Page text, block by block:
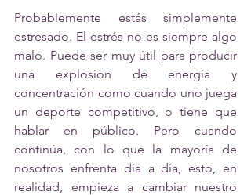
Probablemente estás simplemente
estresado. El estrés no es siempre algo
malo. Puede ser muy útil para producir
una explosión de energía y
concentración como cuando uno juega
un deporte competitivo, o tiene que
hablar en público. Pero cuando
continúa, con lo que la mayoría de
nosotros enfrenta día a día, esto, en
realidad, empieza a cambiar nuestro